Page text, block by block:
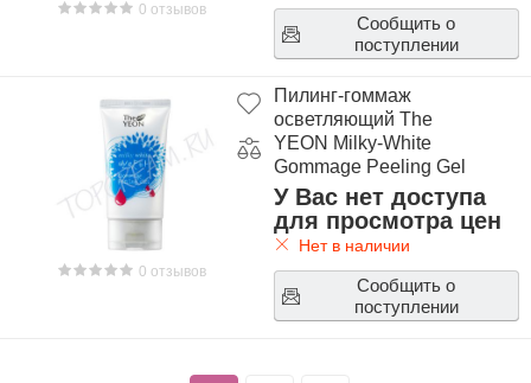
0 отзывов
Сообщить о
поступлении
0 отзывов
Пилинг-гоммаж
осветляющий The
YEON Milky-White
Gommage Peeling Gel
У Вас нет доступа
для просмотра цен
Нет в наличии
Сообщить о
поступлении